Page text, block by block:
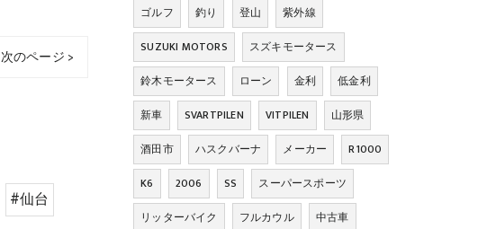
次のページ >
#仙台
ゴルフ
釣り 登山
紫外線
SUZUKI MOTORS
スズキモータース
鈴木モータース
ローン 金利
低金利
新車
SVARTPILEN VITPILEN
山形県
酒田市
ハスクバーナ メーカー
R1000
K6
2006 SS
スーパースポーツ
リッターバイク
フルカウル 中古車